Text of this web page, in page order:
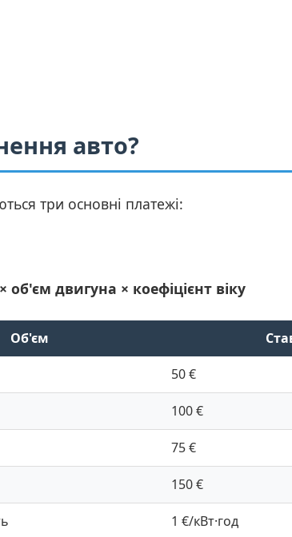
авто?
три основні платежі:
об'єм двигуна × коефіцієнт віку
Об'єм
50 €
100 €
75 €
150 €
1 €/кВт·год